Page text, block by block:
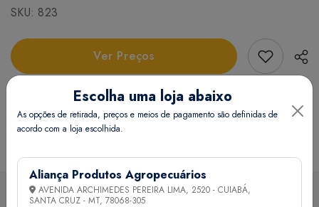
SKU: 823
Ver Preços Add
Informações Técnicas
para evitar quaisquer inconvenientes e garantir que o
produto atenda às suas expectativas e necessidades.
Escolha uma loja abaixo
As opções de retirada, preços e meios de pagamento são definidas de
acordo com a loja escolhida.
Aliança Produtos Agropecuários
AVENIDA ARCHIMEDES PEREIRA LIMA, 2520 - CUIABÁ,
SANTA CRUZ - MT, 78068-305